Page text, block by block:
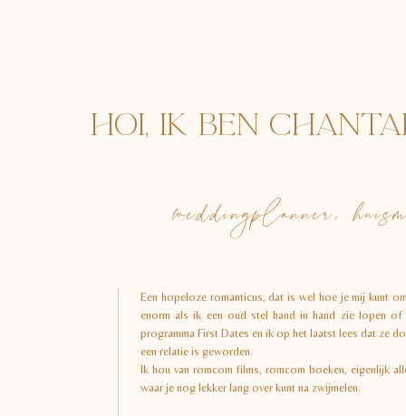
Een hopeloze romanticus, dat is wel hoe je mij kunt
enorm als ik een oud stel hand in hand zie lopen
programma First Dates en ik op het laatst lees dat ze
een relatie is geworden.
Ik hou van romcom films, romcom boeken, eigenlijk
waar je nog lekker lang over kunt na zwijmelen.
weddingplanner,
HOI, IK BEN